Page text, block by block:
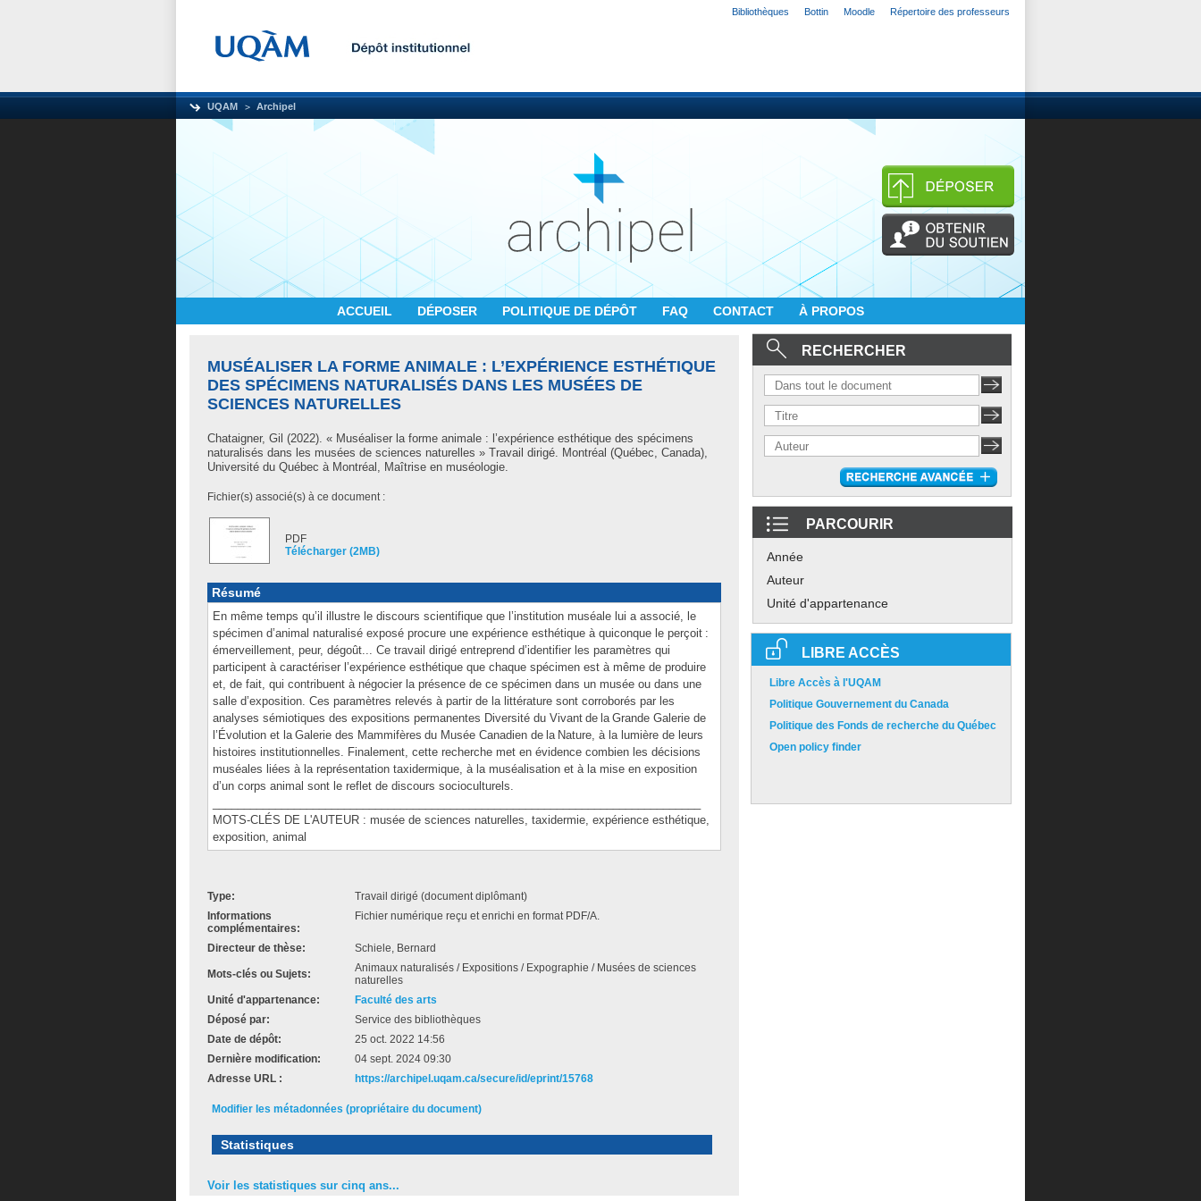
Bibliothèques Bottin Moodle Répertoire des professeurs
UQAM Archipel
ACCUEIL DÉPOSER POLITIQUE DE DÉPÔT FAQ CONTACT À PROPOS
MUSÉALISER LA FORME ANIMALE : L’EXPÉRIENCE ESTHÉTIQUE
DES SPÉCIMENS NATURALISÉS DANS LES MUSÉES DE
SCIENCES NATURELLES
Chataigner, Gil (2022). « Muséaliser la forme animale : l’expérience esthétique des spécimens
naturalisés dans les musées de sciences naturelles » Travail dirigé. Montréal (Québec, Canada),
Université du Québec à Montréal, Maîtrise en muséologie.
Fichier(s) associé(s) à ce document :
PDF
Télécharger (2MB)
Résumé
En même temps qu’il illustre le discours scientifique que l’institution muséale lui a associé, le
spécimen d’animal naturalisé exposé procure une expérience esthétique à quiconque le perçoit :
émerveillement, peur, dégoût... Ce travail dirigé entreprend d’identifier les paramètres qui
participent à caractériser l’expérience esthétique que chaque spécimen est à même de produire
et, de fait, qui contribuent à négocier la présence de ce spécimen dans un musée ou dans une
salle d’exposition. Ces paramètres relevés à partir de la littérature sont corroborés par les
analyses sémiotiques des expositions permanentes Diversité du Vivant de la Grande Galerie de
l’Évolution et la Galerie des Mammifères du Musée Canadien de la Nature, à la lumière de leurs
histoires institutionnelles. Finalement, cette recherche met en évidence combien les décisions
muséales liées à la représentation taxidermique, à la muséalisation et à la mise en exposition
d’un corps animal sont le reflet de discours socioculturels.
MOTS-CLÉS DE L'AUTEUR : musée de sciences naturelles, taxidermie, expérience esthétique,
exposition, animal
Type:
Travail dirigé (document diplômant)
Informations
complémentaires:
Fichier numérique reçu et enrichi en format PDF/A.
Directeur de thèse: Schiele, Bernard
Mots-clés ou Sujets:
Animaux naturalisés / Expositions / Expographie / Musées de sciences
naturelles
Unité d'appartenance:
Faculté des arts
Déposé par:
Service des bibliothèques
Date de dépôt:
25 oct. 2022 14:56
Dernière modification:
04 sept. 2024 09:30
Adresse URL :
https://archipel.uqam.ca/secure/id/eprint/15768
Modifier les métadonnées (propriétaire du document)
Statistiques
Voir les statistiques sur cinq ans...
RECHERCHER
PARCOURIR
Année
Auteur
Unité d'appartenance
LIBRE ACCÈS
Libre Accès à l'UQAM
Politique Gouvernement du Canada
Politique des Fonds de recherche du Québec
Open policy finder